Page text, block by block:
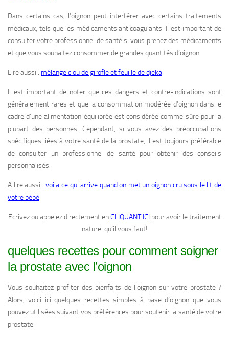
Dans certains cas, l’oignon peut interférer avec certains traitements
médicaux, tels que les médicaments anticoagulants. Il est important de
consulter votre professionnel de santé si vous prenez des médicaments
et que vous souhaitez consommer de grandes quantités d’oignon.
Lire aussi : mélange clou de girofle et feuille de djeka
Il est important de noter que ces dangers et contre-indications sont
généralement rares et que la consommation modérée d’oignon dans le
cadre d’une alimentation équilibrée est considérée comme sûre pour la
plupart des personnes. Cependant, si vous avez des préoccupations
spécifiques liées à votre santé de la prostate, il est toujours préférable
de consulter un professionnel de santé pour obtenir des conseils
personnalisés.
A lire aussi :voila ce qui arrive quand on met un oignon cru sous le lit de
votre bébé
Ecrivez ou appelez directement enCLIQUANT ICI pour avoir le traitement
naturel qu’il vous faut!
quelques recettes pour comment soigner
la prostate avec l’oignon
Vous souhaitez profiter des bienfaits de l’oignon sur votre prostate ?
Alors, voici ici quelques recettes simples à base d’oignon que vous
pouvez utilisées suivant vos préférences pour soutenir la santé de votre
prostate.